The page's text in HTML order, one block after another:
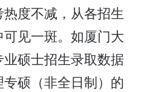
度不减，从各招生
见一斑。如厦门大
硕士招生录取数据
硕（非全日制）的